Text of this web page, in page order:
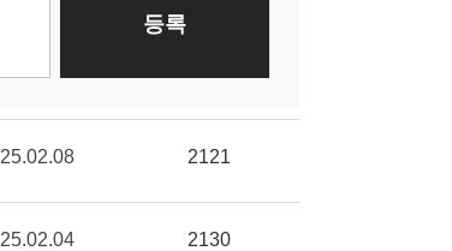
25.02.08 2121
25.02.04 2130